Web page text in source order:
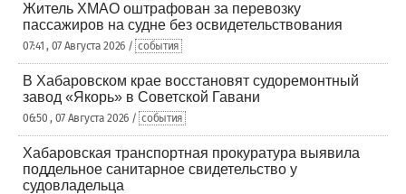
Житель ХМАО оштрафован за перевозку
пассажиров на судне без освидетельствования
07:41 , 07 Августа 2026 / события
В Хабаровском крае восстановят судоремонтный
завод «Якорь» в Советской Гавани
06:50 , 07 Августа 2026 / события
Хабаровская транспортная прокуратура выявила
поддельное санитарное свидетельство у
судовладельца